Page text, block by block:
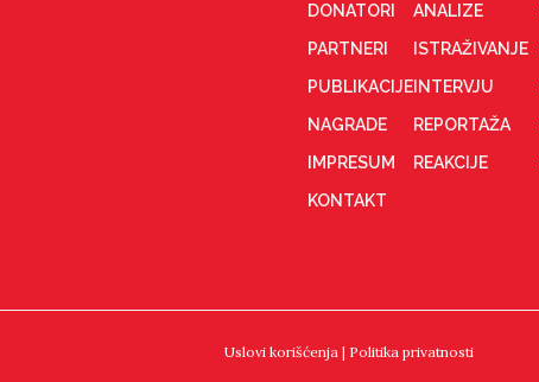
DONATORI
PARTNERI
PUBLIKACIJE
NAGRADE
IMPRESUM
KONTAKT
ANALIZE
ISTRAŽIVANJE
INTERVJU
REPORTAŽA
REAKCIJE
Uslovi korišćenja | Politika privatnosti